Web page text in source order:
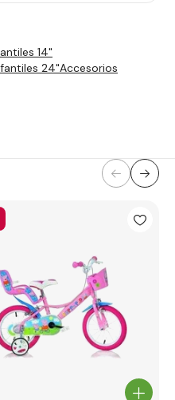
14"
24"Accesorios